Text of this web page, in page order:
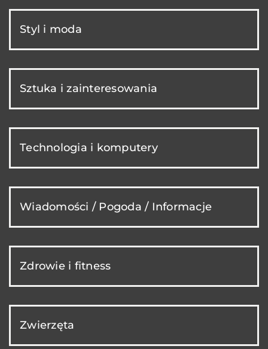
Styl i moda
Sztuka i zainteresowania
Technologia i komputery
Wiadomości / Pogoda / Informacje
Zdrowie i fitness
Zwierzęta